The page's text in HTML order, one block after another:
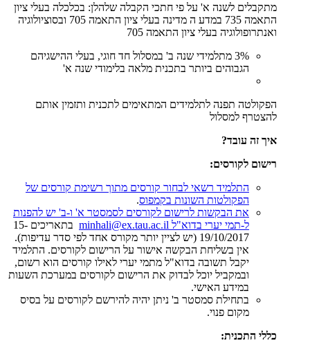
מתקבלים לשנה א' על פי חתכי הקבלה שלהלן: בכלכלה בעלי ציון
התאמה 735 במדע ה מדינה בעלי ציון התאמה 705 ובסוציולוגיה
ואנתרופולוגיה בעלי ציון התאמה 705
3% מתלמידי שנה ב' במסלול חד חוגי, בעלי ההישגיהם
הגבוהים ביותר בתכנית מלאה בלימודי שנה א'
הפקולטה תפנה לתלמידים המתאימים לתכנית ותזמין אותם
להצטרף למסלול
איך זה עובד?
רישום לקורסים:
התלמיד רשאי לבחור קורסים מתוך רשימת קורסים של
הפקולטות השונות בקמפוס.
את הבקשות לרישום לקורסים לסמסטר א' ו-ב' יש להפנות
ל-תמי יערי בדוא"ל minhali@ex.tau.ac.il
בתאריכים 15-
19/10/2017 (יש לציין יותר מקורס אחד לפי סדר עדיפות).
אין בשליחת הבקשה אישור על הרישום לקורסים. התלמיד
יקבל תשובה בדוא"ל מתמי יערי לאילו קורסים הוא רשום,
ובמקביל יוכל לבדוק את הרישום לקורסים במערכת השעות
במידע האישי.
בתחילת סמסטר ב' ניתן יהיה להירשם לקורסים על בסיס
מקום פנוי.
כללי התכנית: